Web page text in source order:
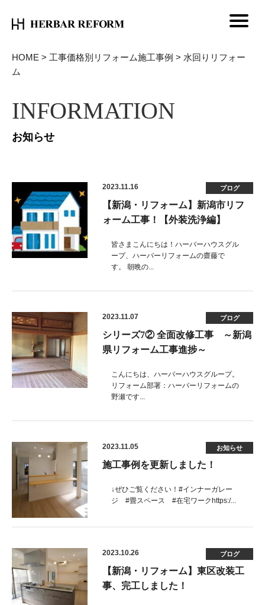
HOME > 工事価格別リフォーム施工事例 > 水回りリフォー
ム
INFORMATION
お知らせ
2023.11.16 ブログ
【新潟・リフォーム】新潟市リフ
ォーム工事！【外装洗浄編】
皆さまこんにちは！ハーバーハウスグル
ープ、ハーバーリフォームの齋藤で
す。 朝晩の...
2023.11.07 ブログ
シリーズ7② 全面改修工事 ～新潟
県リフォーム工事進捗～
こんにちは、ハーバーハウスグループ。
リフォーム部署：ハーバーリフォームの
野瀬です...
2023.11.05 お知らせ
施工事例を更新しました！
↓ぜひご覧ください！#インナーガレー
ジ #畳スペース #在宅ワークhttps:/...
2023.10.26 ブログ
【新潟・リフォーム】東区改装工
事、完工しました！